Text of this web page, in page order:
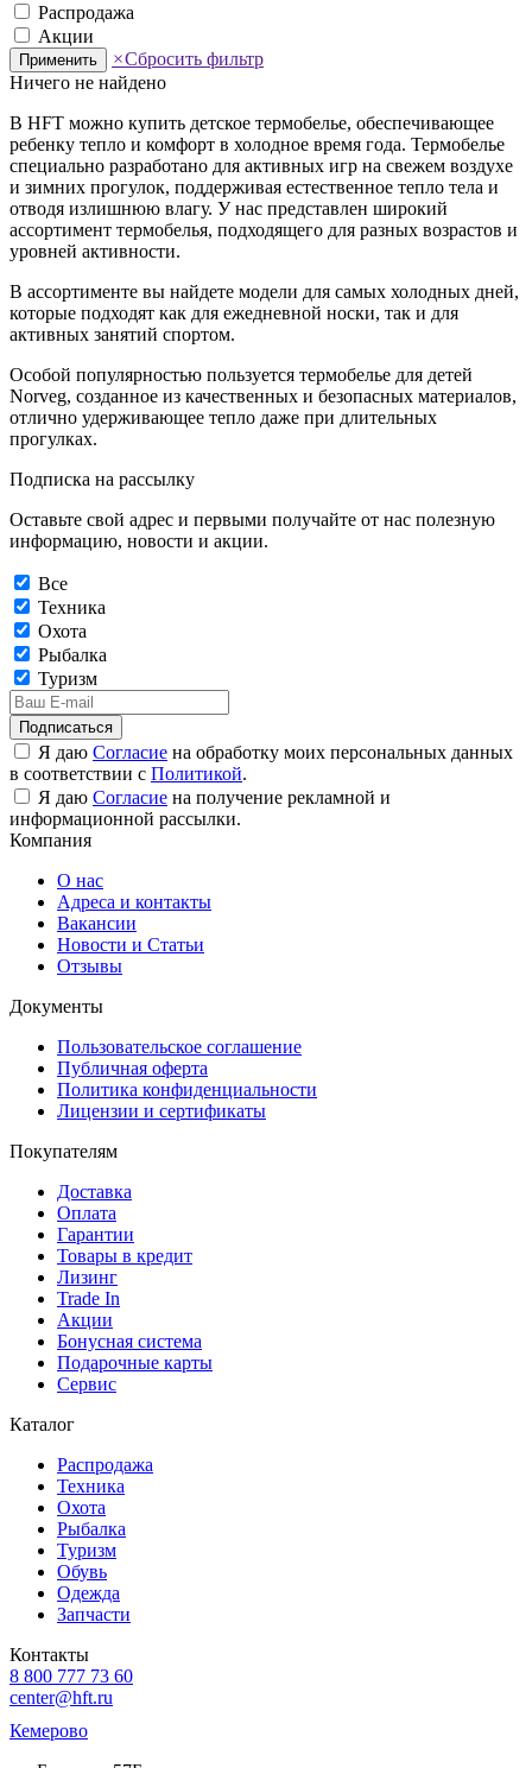
Распродажа
Акции
Применить ×Сбросить фильтр
Ничего не найдено
В HFT можно купить детское термобелье, обеспечивающее
ребенку тепло и комфорт в холодное время года. Термобелье
специально разработано для активных игр на свежем воздухе
и зимних прогулок, поддерживая естественное тепло тела и
отводя излишнюю влагу. У нас представлен широкий
ассортимент термобелья, подходящего для разных возрастов и
уровней активности.
В ассортименте вы найдете модели для самых холодных дней,
которые подходят как для ежедневной носки, так и для
активных занятий спортом.
Особой популярностью пользуется термобелье для детей
Norveg, созданное из качественных и безопасных материалов,
отлично удерживающее тепло даже при длительных
прогулках.
Подписка на рассылку
Оставьте свой адрес и первыми получайте от нас полезную
информацию, новости и акции.
Все
Техника
Охота
Рыбалка
Туризм
Подписаться
Я даю Согласие на обработку моих персональных данных
в соответствии с Политикой.
Я даю Согласие на получение рекламной и
информационной рассылки.
Компания
О нас
Адреса и контакты
Вакансии
Новости и Статьи
Отзывы
Документы
Пользовательское соглашение
Публичная оферта
Политика конфиденциальности
Лицензии и сертификаты
Покупателям
Доставка
Оплата
Гарантии
Товары в кредит
Лизинг
Trade In
Акции
Бонусная система
Подарочные карты
Сервис
Каталог
Распродажа
Техника
Охота
Рыбалка
Туризм
Обувь
Одежда
Запчасти
Контакты
8 800 777 73 60
center@hft.ru
Кемерово